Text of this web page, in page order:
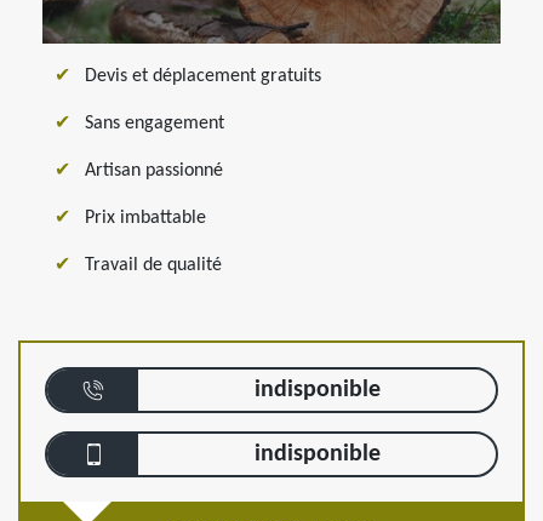
Devis et déplacement gratuits
Sans engagement
Artisan passionné
Prix imbattable
Travail de qualité
indisponible
indisponible